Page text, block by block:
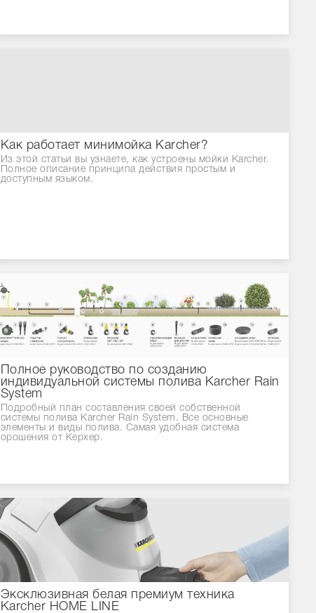
Как работает минимойка Karcher?
Из этой статьи вы узнаете, как устроены мойки Karcher.
Полное описание принципа действия простым и
доступным языком.
Полное руководство по созданию
индивидуальной системы полива Karcher Rain
System
Подробный план составления своей собственной
системы полива Karcher Rain System. Все основные
элементы и виды полива. Самая удобная система
орошения от Керхер.
Эксклюзивная белая премиум техника
Karcher HOME LINE